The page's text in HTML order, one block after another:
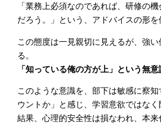
「業務上必須なのであれば、研修の
だろう。」という、アドバイスの形を
この態度は一見親切に見えるが、強
る。
「知っている俺の方が上」という無
このような意識を、部下は敏感に察
ウントか」と感じ、学習意欲ではなく
結果、心理的安全性は損なわれ、本